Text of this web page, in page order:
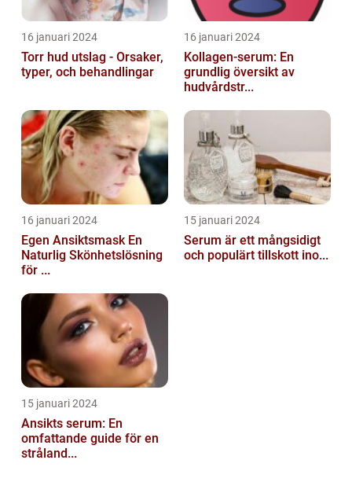
16 januari 2024
Torr hud utslag - Orsaker,
typer, och behandlingar
16 januari 2024
Kollagen-serum: En
grundlig översikt av
hudvårdstr...
16 januari 2024
Egen Ansiktsmask En
Naturlig Skönhetslösning
för ...
15 januari 2024
Serum är ett mångsidigt
och populärt tillskott ino...
15 januari 2024
Ansikts serum: En
omfattande guide för en
stråland...